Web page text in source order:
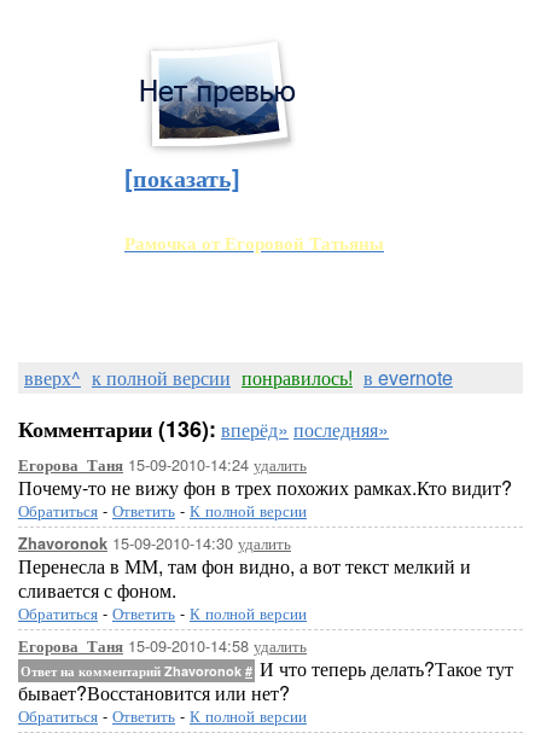
[показать]
Рамочка от Егоровой Татьяны
вверх^ к полной версии понравилось! в evernote
Комментарии (136): вперёд» последняя»
Егорова_Таня 15-09-2010-14:24 удалить
Почему-то не вижу фон в трех похожих рамках.Кто видит?
Обратиться - Ответить - К полной версии
Zhavoronok 15-09-2010-14:30 удалить
Перенесла в ММ, там фон видно, а вот текст мелкий и
сливается с фоном.
Обратиться - Ответить - К полной версии
Егорова_Таня 15-09-2010-14:58 удалить
Ответ на комментарий Zhavoronok # И что теперь делать?Такое тут
бывает?Восстановится или нет?
Обратиться - Ответить - К полной версии